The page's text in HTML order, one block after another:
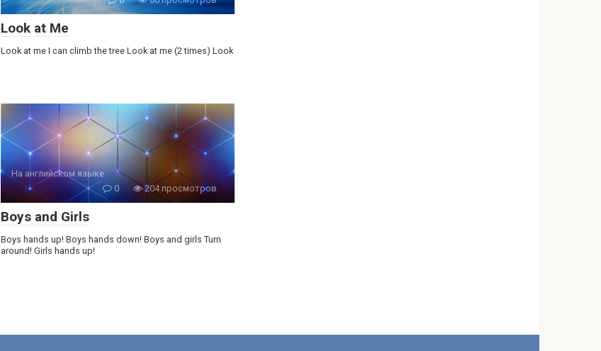
Look at Me
Look at me I can climb the tree Look at me (2 times) Look
На английском языке
0
204 просмотров
Boys and Girls
Boys hands up! Boys hands down! Boys and girls Turn
around! Girls hands up!